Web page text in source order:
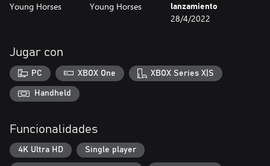
Young Horses Young Horses
lanzamiento
28/4/2022
Jugar con
PC XBOX One XBOX Series X|S
Handheld
Funcionalidades
4K Ultra HD Single player